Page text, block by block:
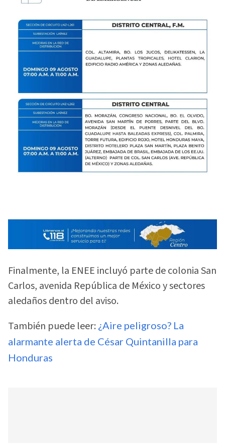
Finalmente, la ENEE incluyó parte de colonia San
Carlos, avenida República de México y sectores
aledaños dentro del aviso.
También puede leer: ¿Aire peligroso? La
alarmante alerta de César Quintanilla para
Honduras